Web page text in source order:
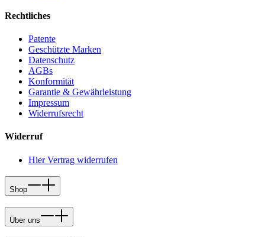
Rechtliches
Patente
Geschützte Marken
Datenschutz
AGBs
Konformität
Garantie & Gewährleistung
Impressum
Widerrufsrecht
Widerruf
Hier Vertrag widerrufen
Shop
Über uns